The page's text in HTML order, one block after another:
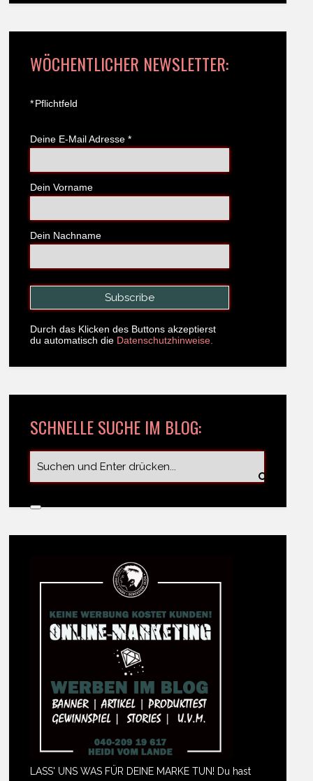
WÖCHENTLICHER NEWSLETTER:
*Pflichtfeld
Deine E-Mail Adresse *
Dein Vorname
Dein Nachname
Durch das Klicken des Buttons akzeptierst
du automatisch die Datenschutzhinweise.
SCHNELLE SUCHE IM BLOG:
LASS' UNS WAS FÜR DEINE MARKE TUN! Du hast